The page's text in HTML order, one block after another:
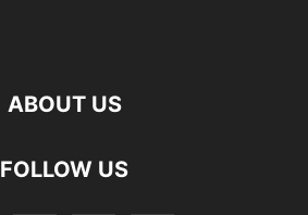
ABOUT US
FOLLOW US